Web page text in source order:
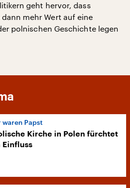
geht hervor, dass
mehr Wert auf eine
polnischen Geschichte legen
waren Papst
Kirche in Polen fürchtet
Einfluss